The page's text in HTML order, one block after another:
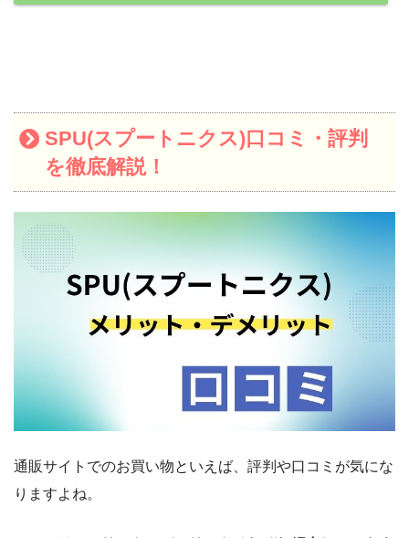
SPU(スプートニクス)口コミ・評判
を徹底解説！
通販サイトでのお買い物といえば、評判や口コミが気にな
りますよね。